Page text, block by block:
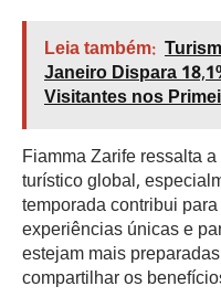
Leia também:
Janeiro Dispara
Visitantes nos
Fiamma Zarife ressalta
turístico global,
temporada contribui
experiências únicas e
estejam mais
compartilhar os